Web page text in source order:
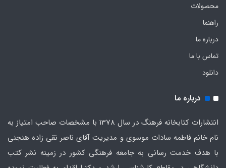
محصولات
راهنما
درباره ما
تماس با ما
دانلود
درباره ما
انتشارات کتابخانه فرهنگ در سال 1378 با مشخصات صاحب امتیاز به
نام خانم فاطمه سادات موسوی و مدیریت آقای ناصر نقی زاده هنجنی
با هدف خدمت رسانی به جامعه فرهنگی کشور در زمینه نشر کتب